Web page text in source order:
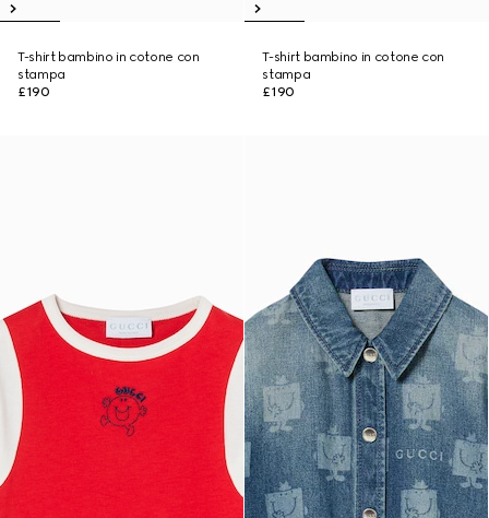
T-shirt bambino in cotone con
stampa
£190
T-shirt bambino in cotone con
stampa
£190